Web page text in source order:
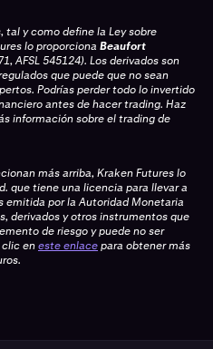
tal y como define la Ley sobre
lo proporciona Beaufort
AFSL 545124). Los derivados son
que puede que no sean
Podrías perder todo lo invertido
antes de hacer trading. Haz
información sobre el trading de
más arriba, Kraken Futures lo
que tiene una licencia para llevar a
por la Autoridad Monetaria
derivados y otros instrumentos que
de riesgo y puede no ser
clic eneste enlacepara obtener más